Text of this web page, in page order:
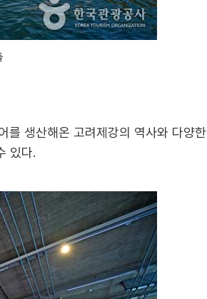
를 생산해온 고려제강의 역사와 다양한
있다.